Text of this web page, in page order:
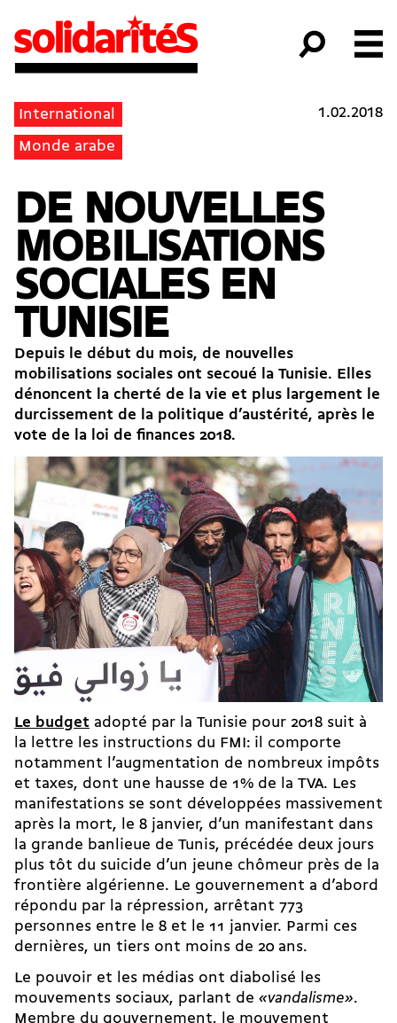
International
Monde arabe
1.02.2018
DE NOUVELLES
MOBILISATIONS
SOCIALES EN
TUNISIE
Depuis le début du mois, de nouvelles
mobilisations sociales ont secoué la Tunisie. Elles
dénoncent la cherté de la vie et plus largement le
durcissement de la politique d’austérité, après le
vote de la loi de finances 2018.
Le budget adopté par la Tunisie pour 2018 suit à
la lettre les instructions du FMI: il comporte
notamment l’augmentation de nombreux impôts
et taxes, dont une hausse de 1% de la TVA. Les
manifestations se sont développées massivement
après la mort, le 8 janvier, d’un manifestant dans
la grande banlieue de Tunis, précédée deux jours
plus tôt du suicide d’un jeune chômeur près de la
frontière algérienne. Le gouvernement a d’abord
répondu par la répression, arrêtant 773
personnes entre le 8 et le 11 janvier. Parmi ces
dernières, un tiers ont moins de 20 ans.
Le pouvoir et les médias ont diabolisé les
mouvements sociaux, parlant de «vandalisme».
Membre du gouvernement, le mouvement